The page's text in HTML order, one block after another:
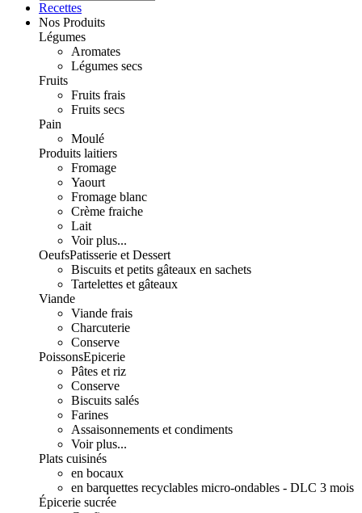
Recettes
Nos Produits
Légumes
Aromates
Légumes secs
Fruits
Fruits frais
Fruits secs
Pain
Moulé
Produits laitiers
Fromage
Yaourt
Fromage blanc
Crème fraiche
Lait
Voir plus...
OeufsPatisserie et Dessert
Biscuits et petits gâteaux en sachets
Tartelettes et gâteaux
Viande
Viande frais
Charcuterie
Conserve
PoissonsEpicerie
Pâtes et riz
Conserve
Biscuits salés
Farines
Assaisonnements et condiments
Voir plus...
Plats cuisinés
en bocaux
en barquettes recyclables micro-ondables - DLC 3 mois
Épicerie sucrée